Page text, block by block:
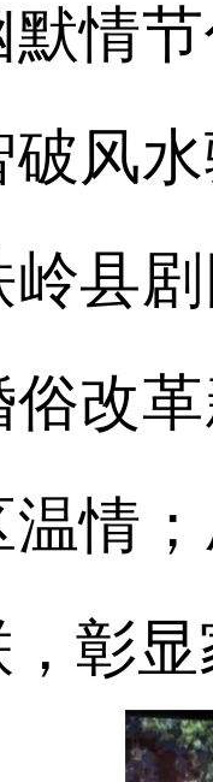
默情
破风
岭县
俗改
温情
彰